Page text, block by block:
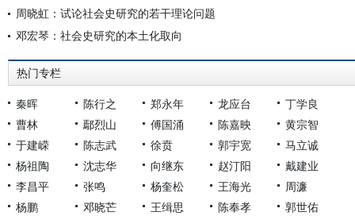
周晓虹：试论社会史研究的若干理论问题
邓宏琴：社会史研究的本土化取向
热门专栏
秦晖 陈行之 郑永年 龙应台
丁学良
曹林
鄢烈山 傅国涌 陈嘉映
黄宗智
于建嵘
陈志武 徐贲 郭宇宽
马立诚
杨祖陶
沈志华 向继东 赵汀阳
戴建业
李昌平
张鸣 杨奎松 王海光
周濂
杨鹏
邓晓芒 王缉思 陈奉孝
郭世佑